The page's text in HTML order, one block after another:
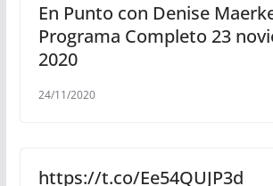
En Punto con Denise
Programa Completo 23
2020
24/11/2020
https://t.co/Ee54QUJP3d